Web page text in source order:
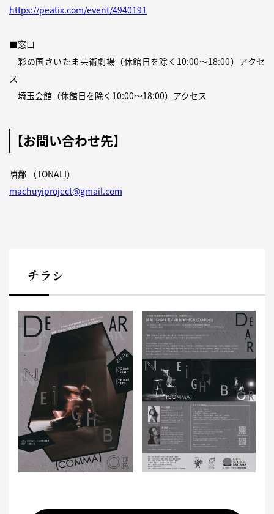
https://peatix.com/event/4940191
■窓口
彩の国さいたま芸術劇場（休館日を除く10:00～18:00） アクセ
ス
埼玉会館（休館日を除く10:00～18:00） アクセス
【お問い合わせ先】
隣鄰 （TONALI）
machuyiproject@gmail.com
チラシ